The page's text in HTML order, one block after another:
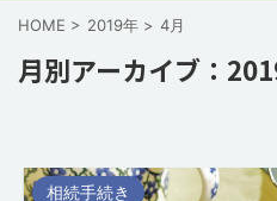
HOME > 2019年 > 4月
月別アーカイブ：
相続手続き